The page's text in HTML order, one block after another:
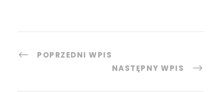
POPRZEDNI WPIS
NASTĘPNY WPIS